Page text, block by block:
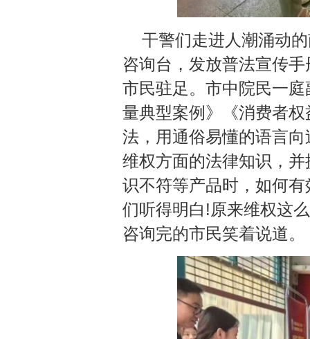
干警们走进人潮涌动
咨询台，发放普法宣传
市民驻足。市中院民一
量典型案例》《消费者
法，用通俗易懂的语言
维权方面的法律知识，
识不符等产品时，如何
们听得明白!原来维权这
咨询完的市民笑着说道。